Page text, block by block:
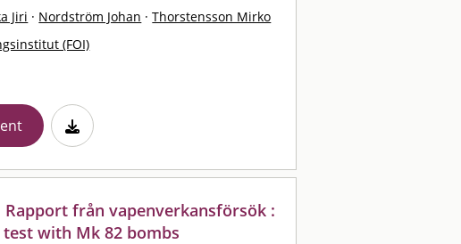
Jiri · Nordström Johan · Thorstensson Mirko
(FOI)
Rapport från vapenverkansförsök :
test with Mk 82 bombs